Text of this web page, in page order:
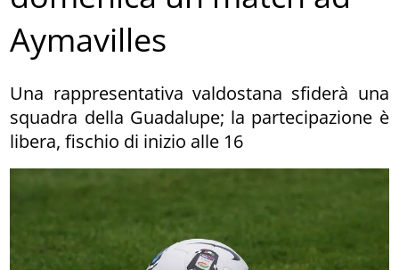
Aymavilles
Una rappresentativa valdostana sfiderà una
squadra della Guadalupe; la partecipazione è
libera, fischio di inizio alle 16